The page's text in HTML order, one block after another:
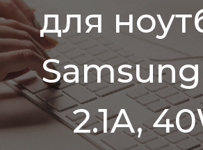
для
Samsung
2.1A,